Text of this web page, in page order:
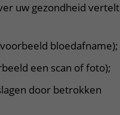
uw gezondheid vertelt
bloedafname);
een scan of foto);
door betrokken